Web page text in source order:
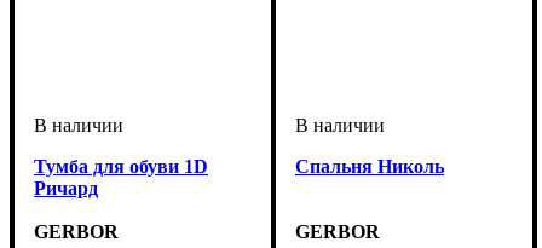
Тумба для обуви 1D
Ричард
GERBOR
Спальня Николь
GERBOR